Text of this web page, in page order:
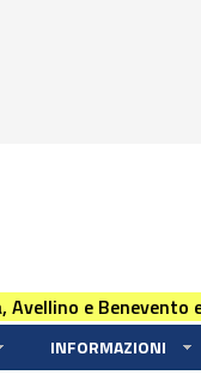
Avellino e Benevento
INFORMAZIONI